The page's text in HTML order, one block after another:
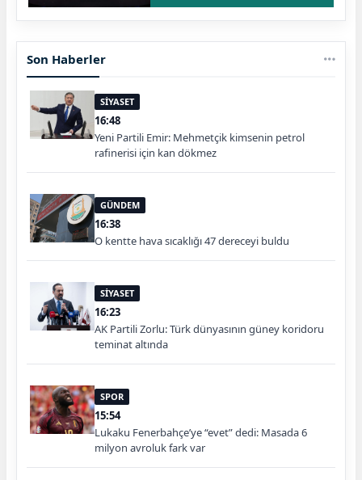
Son Haberler
SİYASET
16:48
Yeni Partili Emir: Mehmetçik kimsenin petrol
rafinerisi için kan dökmez
GÜNDEM
16:38
O kentte hava sıcaklığı 47 dereceyi buldu
SİYASET
16:23
AK Partili Zorlu: Türk dünyasının güney koridoru
teminat altında
SPOR
15:54
Lukaku Fenerbahçe’ye “evet” dedi: Masada 6
milyon avroluk fark var